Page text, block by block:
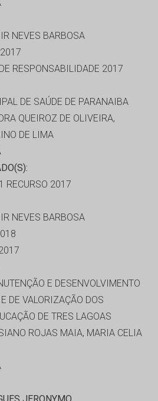
NEVES BARBOSA
RESPONSABILIDADE 2017
DE SAÚDE DE PARANAIBA
QUEIROZ DE OLIVEIRA,
DE LIMA
2017
NEVES BARBOSA
E DESENVOLVIMENTO
DE VALORIZAÇÃO DOS
DE TRES LAGOAS
ROJAS MAIA, MARIA CELIA